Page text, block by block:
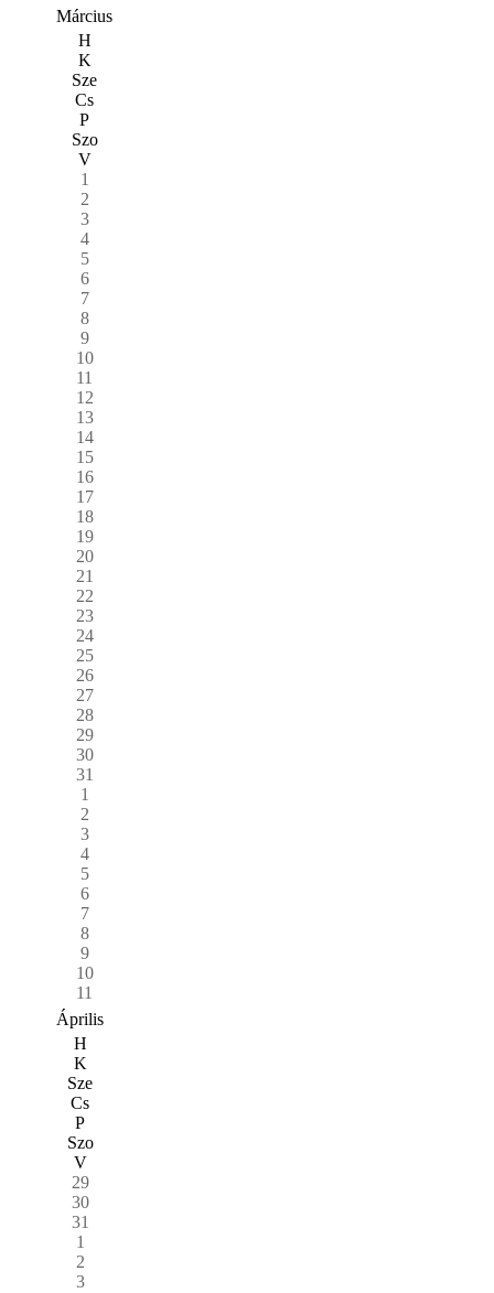
Március
H
K
Sze
Cs
P
Szo
V
1
2
3
4
5
6
7
8
9
10
11
12
13
14
15
16
17
18
19
20
21
22
23
24
25
26
27
28
29
30
31
1
2
3
4
5
6
7
8
9
10
11
Április
H
K
Sze
Cs
P
Szo
V
29
30
31
1
2
3